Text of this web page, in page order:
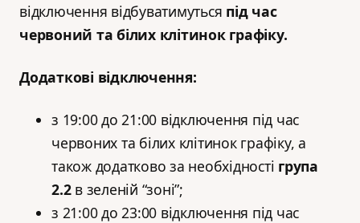
відключення відбуватимуться під час
червоний та білих клітинок графіку.
Додаткові відключення:
з 19:00 до 21:00 відключення під час
червоних та білих клітинок графіку, а
також додатково за необхідності група
2.2 в зеленій “зоні”;
з 21:00 до 23:00 відключення під час